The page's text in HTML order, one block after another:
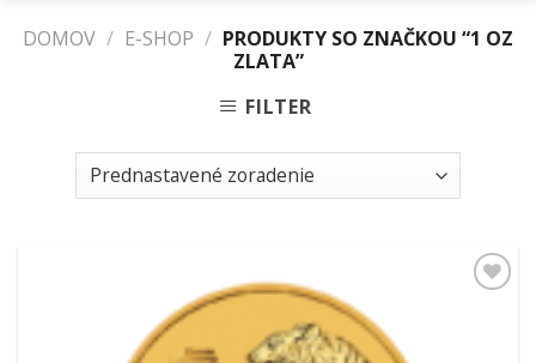
DOMOV / E-SHOP / PRODUKTY SO ZNAČKOU “1 OZ
ZLATA”
FILTER